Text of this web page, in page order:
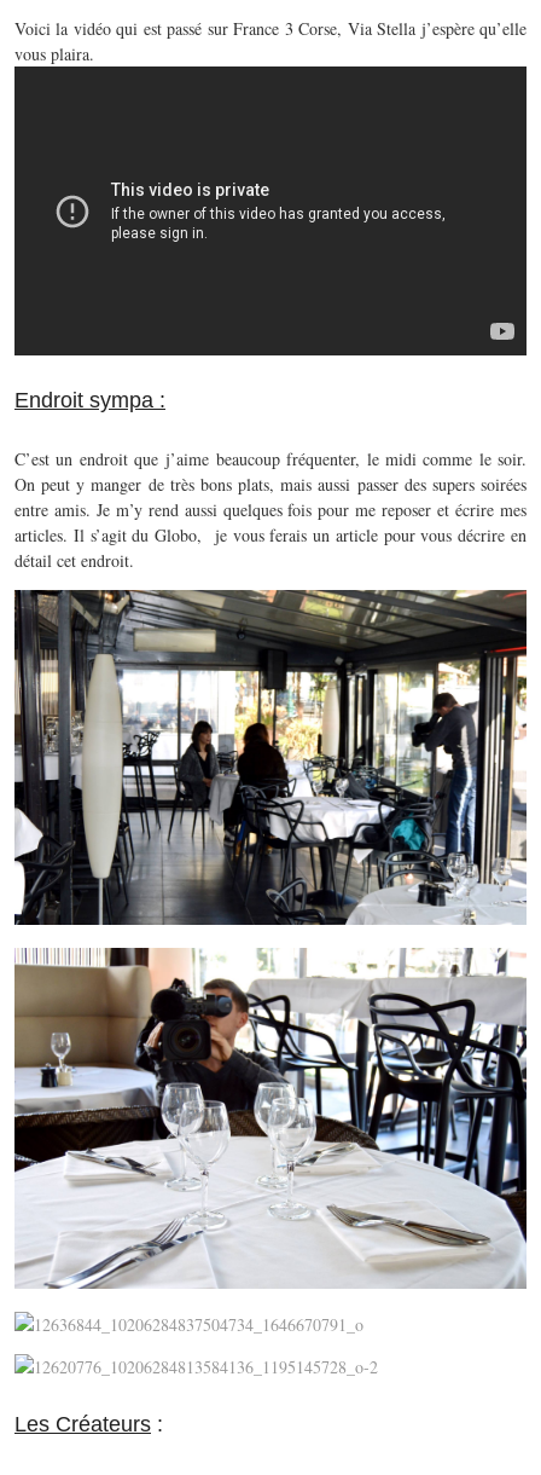
Voici la vidéo qui est passé sur France 3 Corse, Via Stella j’espère qu’elle
vous plaira.
Endroit sympa :
C’est un endroit que j’aime beaucoup fréquenter, le midi comme le soir.
On peut y manger de très bons plats, mais aussi passer des supers soirées
entre amis. Je m’y rend aussi quelques fois pour me reposer et écrire mes
articles. Il s’agit du Globo, je vous ferais un article pour vous décrire en
détail cet endroit.
Les Créateurs :